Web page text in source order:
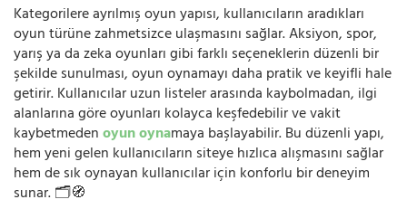
Kategorilere ayrılmış oyun yapısı, kullanıcıların aradıkları
oyun türüne zahmetsizce ulaşmasını sağlar. Aksiyon, spor,
yarış ya da zeka oyunları gibi farklı seçeneklerin düzenli bir
şekilde sunulması, oyun oynamayı daha pratik ve keyifli hale
getirir. Kullanıcılar uzun listeler arasında kaybolmadan, ilgi
alanlarına göre oyunları kolayca keşfedebilir ve vakit
kaybetmedenoyun oynamaya başlayabilir. Bu düzenli yapı,
hem yeni gelen kullanıcıların siteye hızlıca alışmasını sağlar
hem de sık oynayan kullanıcılar için konforlu bir deneyim
sunar. 🗂️🧭